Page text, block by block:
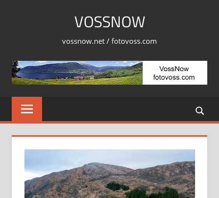
VOSSNOW
vossnow.net / fotovoss.com